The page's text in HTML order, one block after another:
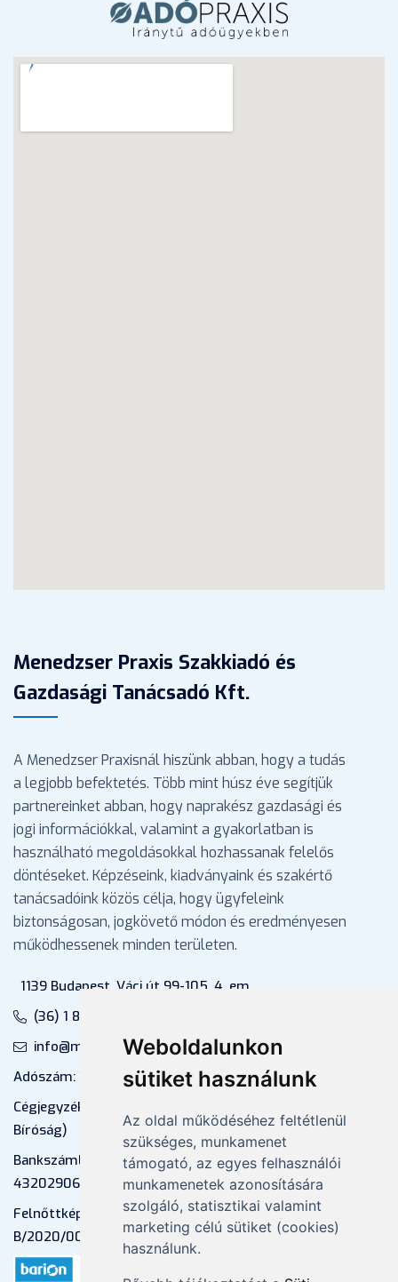
Weboldalunkon
sütiket használunk
Az oldal működéséhez feltétlenül
szükséges, munkamenet
támogató, az egyes felhasználói
munkamenetek azonosítására
szolgáló, statisztikai valamint
marketing célú sütiket (cookies)
használunk.
Menedzser Praxis Szakkiadó és
Gazdasági Tanácsadó Kft.
A Menedzser Praxisnál hiszünk abban, hogy a tudás
a legjobb befektetés. Több mint húsz éve segítjük
partnereinket abban, hogy naprakész gazdasági és
jogi információkkal, valamint a gyakorlatban is
használható megoldásokkal hozhassanak felelős
döntéseket. Képzéseink, kiadványaink és szakértő
tanácsadóink közös célja, hogy ügyfeleink
biztonságosan, jogkövető módon és eredményesen
működhessenek minden területen.
1139 Budapest, Váci út 99-105. 4. em.
(36) 1 880 76 00
info@mprx.hu
Adószám: 13598145-2-41
Cégjegyzékszám: 01-09-883770 (Fővárosi
Bíróság)
Bankszámlaszám: CIB Bank, 10700581-
43202906-51100005
Felnőttképzési nyilvántartási szám:
B/2020/000053